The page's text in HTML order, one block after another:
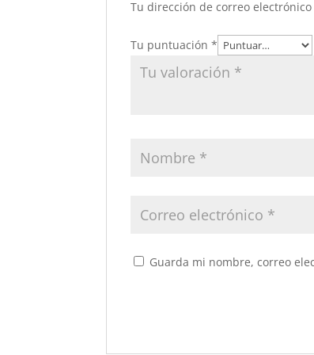
Tu dirección de correo
Tu puntuación*
Guarda mi nombre, correo